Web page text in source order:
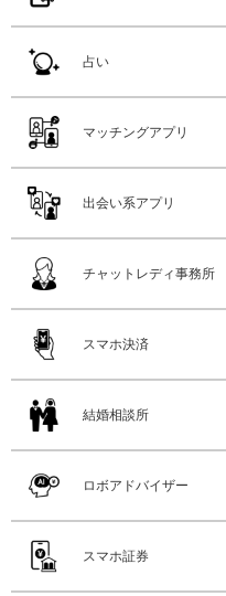
占い
マッチングアプリ
出会い系アプリ
チャットレディ事務所
スマホ決済
結婚相談所
ロボアドバイザー
スマホ証券